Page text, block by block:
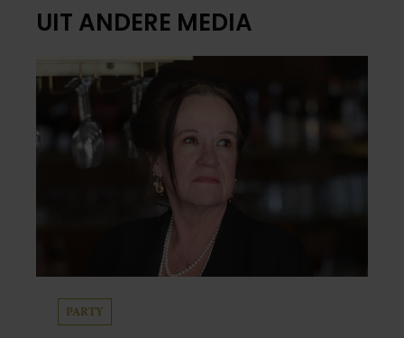
UIT ANDERE MEDIA
PARTY